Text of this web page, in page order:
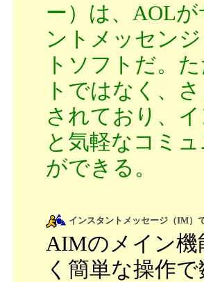
ー）は、AOL
ントメッセン
トソフトだ。
トではなく、
されており、
と気軽なコミ
ができる。
インスタントメッセージ（IM）
AIMのメイン
く簡単な操作